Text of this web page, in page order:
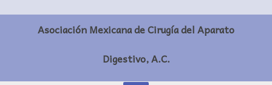
contenidoAsociación Mexicana de Cirugía del Aparato
Digestivo, A.C.